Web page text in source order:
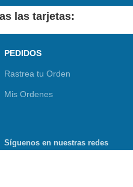
las tarjetas:
PEDIDOS
Rastrea tu Orden
Mis Ordenes
Síguenos en nuestras redes